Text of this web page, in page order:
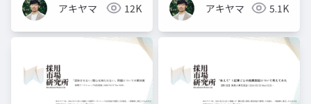
アキヤマ 12K アキヤマ 5.1K